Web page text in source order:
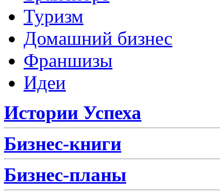
Туризм
Домашний бизнес
Франшизы
Идеи
Истории Успеха
Бизнес-книги
Бизнес-планы